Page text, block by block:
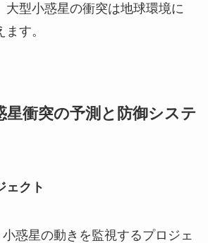
大型小惑星の衝突は地球環境に
す。
星衝突の予測と防御システ
ェクト
惑星の動きを監視するプロジェ